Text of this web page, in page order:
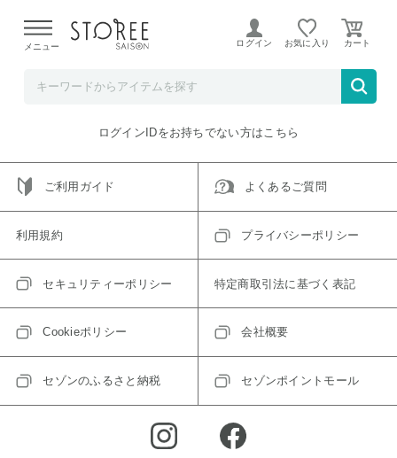
よる配送遅延が発生しております。
メニュー ログイン お気に入り
ご指定のアイテムは取り扱い終了、またはただいま取り扱い
トップへ戻る
ログインIDをお持ちでない方はこちら
ご利用ガイド よくあるご質問
利用規約 プライバシーポリシー
セキュリティーポリシー 特定商取引法に基づく表記
Cookieポリシー 会社概要
セゾンのふるさと納税 セゾンポイントモール